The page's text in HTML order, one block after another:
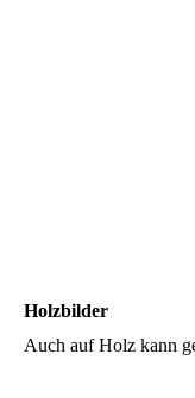
Holzbilder
Auch auf Holz kann